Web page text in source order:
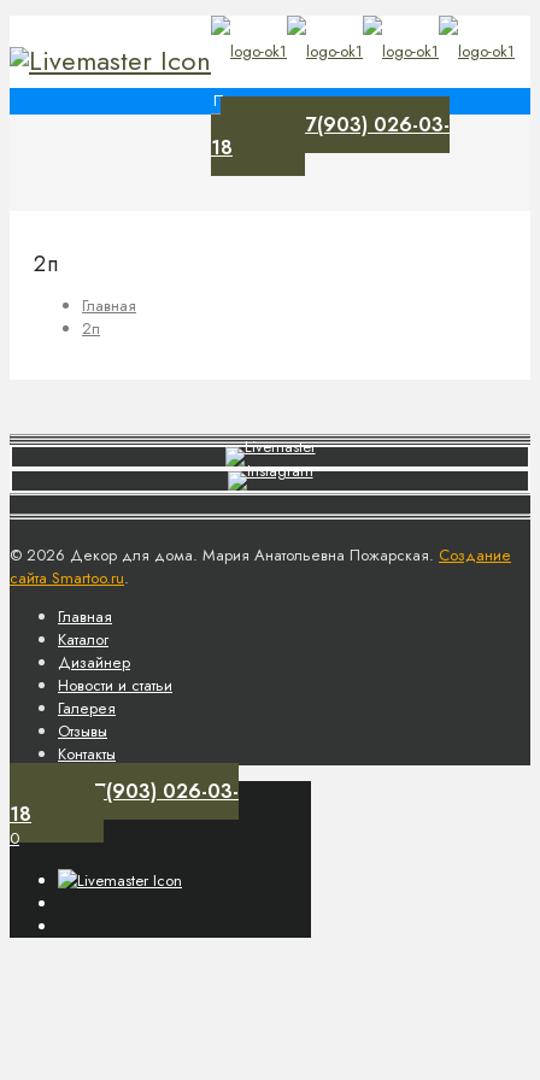
+7(903) 026-03-
18
2п
Главная
2п
© 2026 Декор для дома. Мария Анатольевна Пожарская. Создание
сайта Smartoo.ru.
Главная
Каталог
Дизайнер
Новости и статьи
Галерея
Отзывы
Контакты
+7(903) 026-03-
18
0